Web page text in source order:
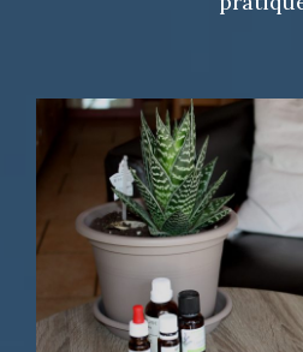
Des produits